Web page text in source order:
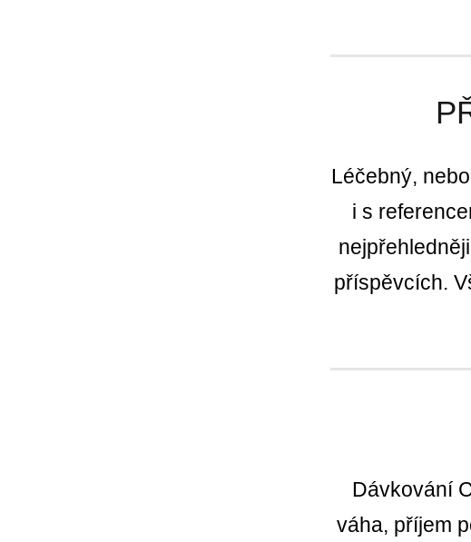
Léčebný,
i s
příspěvcích.
Dávkování
váha, příjem